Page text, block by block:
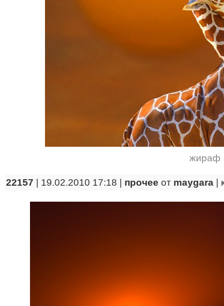
жираф
22157 | 19.02.2010 17:18 | прочее от maygara